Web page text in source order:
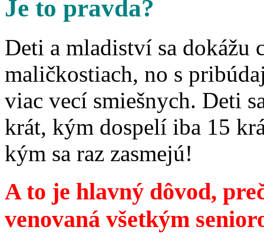
Je to pravda?
Deti a mladiství sa dokážu
maličkostiach, no s
viac vecí smiešnych. Deti
krát, kým dospelí iba 15
kým sa raz zasmejú!
A to je hlavný dôvod,
venovaná všetkým